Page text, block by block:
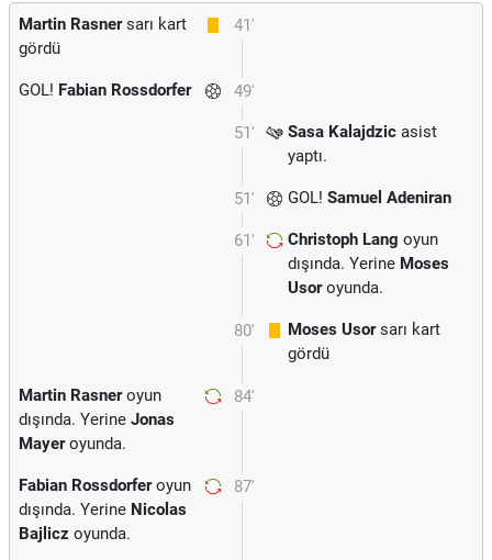
41'
Martin Rasnersarı kart
gördü
49'
GOL! Fabian Rossdorfer
51' Sasa Kalajdzic asist
yaptı.
51' GOL! Samuel Adeniran
61' Christoph Lang oyun
dışında. Yerine Moses
Usoroyunda.
80' Moses Usorsarı kart
gördü
84'
Martin Rasneroyun
dışında. Yerine Jonas
Mayeroyunda.
87'
Fabian Rossdorferoyun
dışında. Yerine Nicolas
Bajlicz oyunda.